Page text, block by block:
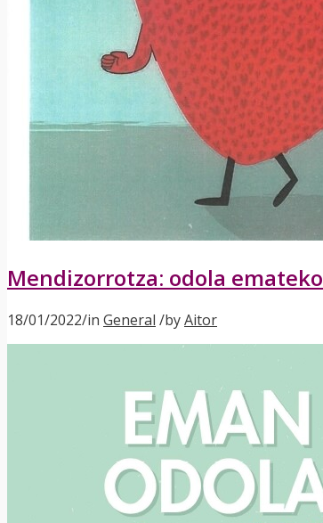
Mendizorrotza: odola emateko
18/01/2022/in General /byAitor